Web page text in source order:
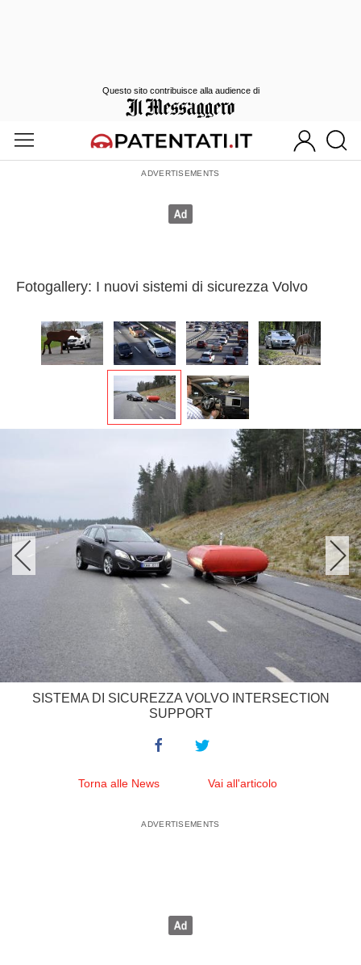
Fotogallery: I nuovi sistemi di sicurezza Volvo
SISTEMA DI SICUREZZA VOLVO INTERSECTION
SUPPORT
Torna alle News Vai all'articolo
Questo sito contribuisce alla audience di